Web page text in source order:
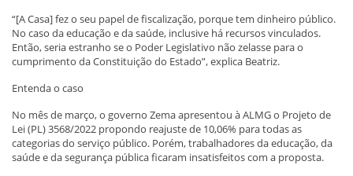
“[A Casa] fez o seu papel de fiscalização, porque tem dinheiro público.
No caso da educação e da saúde, inclusive há recursos vinculados.
Então, seria estranho se o Poder Legislativo não zelasse para o
cumprimento da Constituição do Estado”, explica Beatriz.
Entenda o caso
No mês de março, o governo Zema apresentou à ALMG o Projeto de
Lei (PL) 3568/2022 propondo reajuste de 10,06% para todas as
categorias do serviço público. Porém, trabalhadores da educação, da
saúde e da segurança pública ficaram insatisfeitos com a proposta.